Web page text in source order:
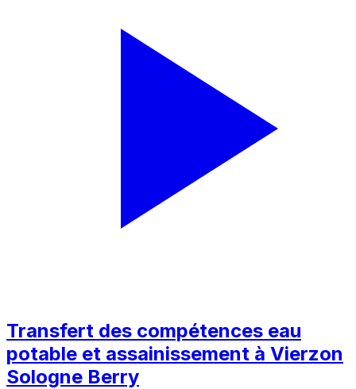
Transfert des compétences eau
potable et assainissement à Vierzon
Sologne Berry